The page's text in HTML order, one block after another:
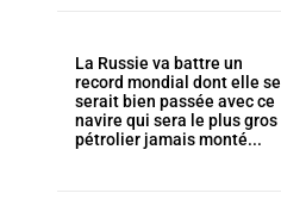
La Russie va battre un
record mondial dont elle se
serait bien passée avec ce
navire qui sera le plus gros
pétrolier jamais monté...